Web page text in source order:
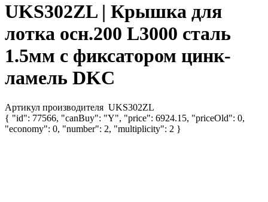
UKS302ZL | Крышка для
лотка осн.200 L3000 сталь
1.5мм с фиксатором цинк-
ламель DKC
Артикул производителя UKS302ZL
{ "id": 77566, "canBuy": "Y", "price": 6924.15, "priceOld": 0,
"economy": 0, "number": 2, "multiplicity": 2 }